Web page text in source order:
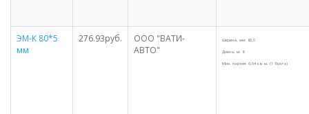
ЭМ-К 80*5
мм
276.93руб.
ООО "ВАТИ-
АВТО"
Ширина, мм: 80,0
Длина, м: 8
Мин. партия: 0,64 кв. м. (1 бухта)